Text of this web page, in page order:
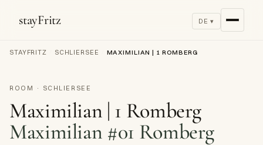
stayFritz DE ▾
STAYFRITZ SCHLIERSEE MAXIMILIAN | 1 ROMBERG
ROOM · SCHLIERSEE
Maximilian | 1 Romberg
Maximilian #01 Romberg